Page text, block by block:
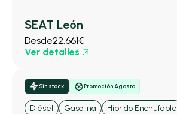
SEAT León
Desde22.661€
Ver detalles
Sin stock Promoción Agosto
Diésel Gasolina Híbrido Enchufable